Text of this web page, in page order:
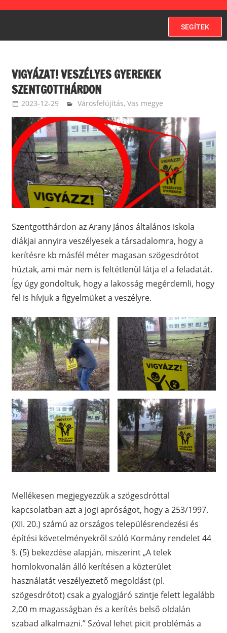
SEGÍTEK
VIGYÁZAT! VESZÉLYES GYEREKEK
SZENTGOTTHÁRDON
2023-12-29 zakotatamas
Városfelújítás, Vas megye
Szentgotthárdon az Arany János általános iskola
diákjai annyira veszélyesek a társadalomra, hogy a
kerítésre kb másfél méter magasan szögesdrótot
húztak, ami már nem is feltétlenül látja el a feladatát.
Így úgy gondoltuk, hogy a lakosság megérdemli, hogy
fel is hívjuk a figyelmüket a veszélyre.
Mellékesen megjegyezzük a szögesdróttal
kapcsolatban azt a jogi apróságot, hogy a 253/1997.
(XII. 20.) számú az országos településrendezési és
építési követelményekről szóló Kormány rendelet 44
§. (5) bekezdése alapján, miszerint „A telek
homlokvonalán álló kerítésen a közterület
használatát veszélyeztető megoldást (pl.
szögesdrótot) csak a gyalogjáró szintje felett legalább
2,00 m magasságban és a kerítés belső oldalán
szabad alkalmazni.” Szóval lehet picit problémás a